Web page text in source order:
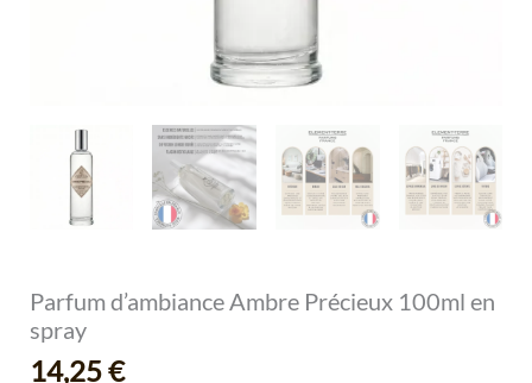
Parfum d’ambiance Ambre Précieux 100ml en
spray
14,25€